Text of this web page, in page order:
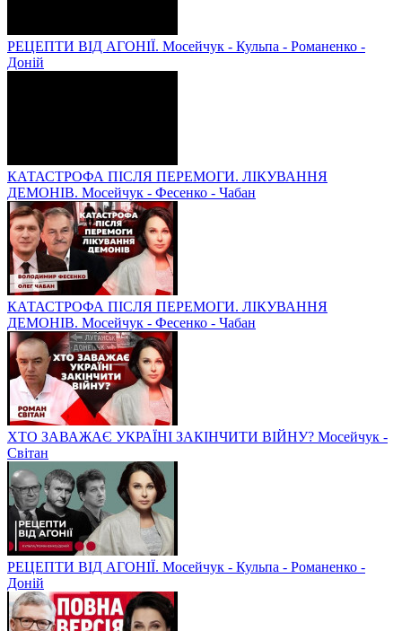
РЕЦЕПТИ ВІД АГОНІЇ. Мосейчук - Кульпа - Романенко -
Доній
КАТАСТРОФА ПІСЛЯ ПЕРЕМОГИ. ЛІКУВАННЯ
ДЕМОНІВ. Мосейчук - Фесенко - Чабан
КАТАСТРОФА ПІСЛЯ ПЕРЕМОГИ. ЛІКУВАННЯ
ДЕМОНІВ. Мосейчук - Фесенко - Чабан
ХТО ЗАВАЖАЄ УКРАЇНІ ЗАКІНЧИТИ ВІЙНУ? Мосейчук -
Світан
РЕЦЕПТИ ВІД АГОНІЇ. Мосейчук - Кульпа - Романенко -
Доній